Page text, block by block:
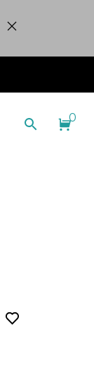
0